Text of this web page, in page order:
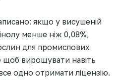
якщо у висушеній
менше ніж 0,08%,
для промислових
щоб вирощувати навіть
одно отримати ліцензію.